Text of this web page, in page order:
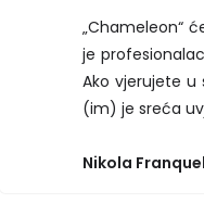
„Chameleon“
je
Ako vjerujete u
(im) je sreća
Nikola